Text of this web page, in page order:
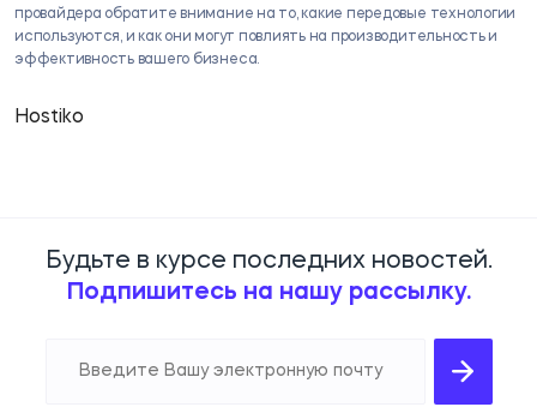
провайдера обратите внимание на то, какие передовые технологии
используются, и как они могут повлиять на производительность и
эффективность вашего бизнеса.​
Hostiko
Будьте в курсе последних новостей.
Подпишитесь на нашу рассылку.